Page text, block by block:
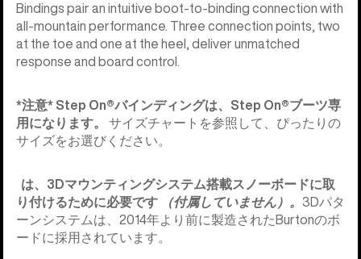
Bindings pair an intuitive boot-to-binding connection with
all-mountain performance. Three connection points, two
at the toe and one at the heel, deliver unmatched
response and board control.
*注意* Step On®︎バインディングは、Step On®︎ブーツ専
用になります。 サイズチャートを参照して、ぴったりの
サイズをお選びください。
は、3Dマウンティングシステム搭載スノーボードに取
り付けるために必要です
（付属していません）。 3Dパタ
ーンシステムは、2014年より前に製造されたBurtonのボ
ードに採用されています。